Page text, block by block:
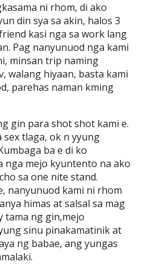
ni rhom, di ako
din sya sa akin, halos 3
kasi nga sa work lang
Pag nanyunuod nga kami
minsan trip naming
walang hiyaan, basta kami
parehas naman kming
gin para shot shot kami e.
sex tlaga, ok n yyung
ba e di ko
nga mejo kyuntento na ako
sa one nite stand.
nanyunuod kami ni rhom
himas at salsal sa mag
tama ng gin,mejo
sinu pinakamatinik at
ng babae, ang yungas